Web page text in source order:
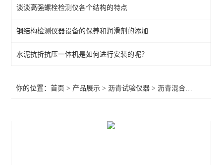
沥青压力老化系统
自动沥青溶解度测定仪
沥青路面检测仪器
谈谈高强螺栓检测仪各个结构的特点
钢结构检测仪器设备的保养和润滑剂的添加
水泥抗折抗压一体机是如何进行安装的呢？
你的位置：首页 > 产品展示 >沥青试验仪器 >沥青混合料试验